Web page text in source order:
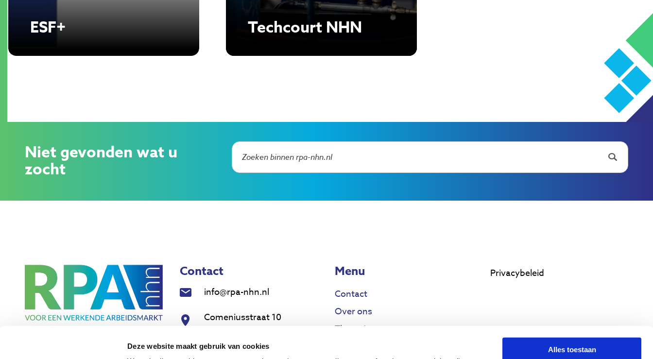
Deze website maakt gebruik van cookies
Alles toestaan
ESF+ Techcourt NHN
Niet gevonden wat u
zocht
Contact
info@rpa-nhn.nl
Comeniusstraat 10
Menu
Contact
Over ons
Thema’s
Privacybeleid